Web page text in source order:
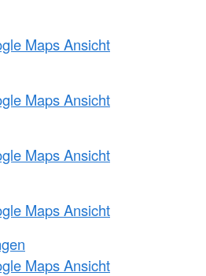
Maps Ansicht
Maps Ansicht
Maps Ansicht
Maps Ansicht
Maps Ansicht